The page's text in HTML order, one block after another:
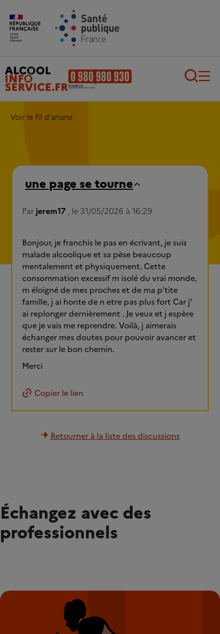
Aller au contenu principal
Voir le fil d'ariane
une page se tourne
Par jerem17 , le 31/05/2026 à 16:29
Bonjour, je franchis le pas en écrivant, je suis
malade alcoolique et sa pèse beaucoup
mentalement et physiquement. Cette
consommation excessif m isolé du vrai monde,
m éloigné de mes proches et de ma p'tite
famille, j ai honte de n etre pas plus fort Car j'
ai replonger dernièrement . Je veux et j espère
que je vais me reprendre. Voilà, j aimerais
échanger mes doutes pour pouvoir avancer et
rester sur le bon chemin.
Merci
Copier le lien
Retourner à la liste des discussions
Échangez avec des
professionnels